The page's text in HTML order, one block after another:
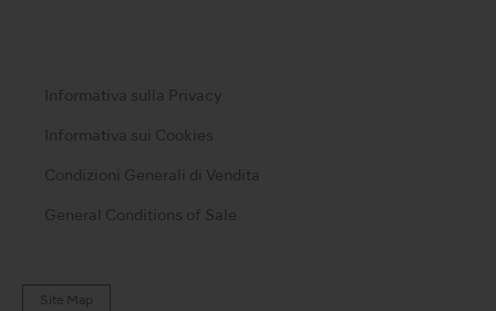
Informativa sulla Privacy
Informativa sui Cookies
Condizioni Generali di Vendita
General Conditions of Sale
Site Map